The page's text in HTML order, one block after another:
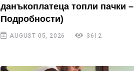
данъкоплатеца топли пачки –
Подробности)
AUGUST 05, 2026 3612